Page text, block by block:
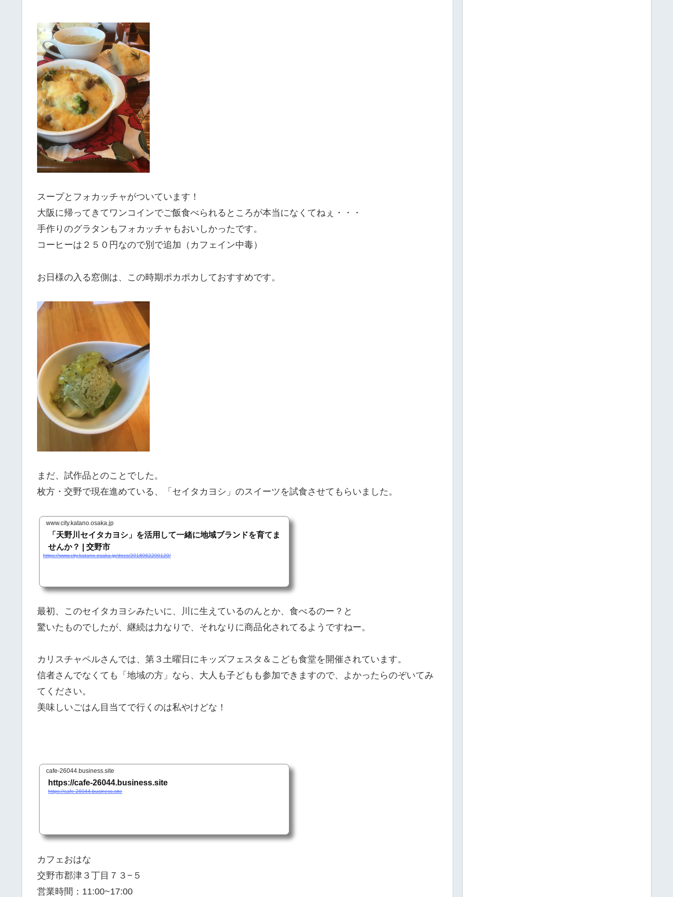
スープとフォカッチャがついています！
大阪に帰ってきてワンコインでご飯食べられるところが本当になくてねぇ・・・
手作りのグラタンもフォカッチャもおいしかったです。
コーヒーは２５０円なので別で追加（カフェイン中毒）
お日様の入る窓側は、この時期ポカポカしておすすめです。
まだ、試作品とのことでした。
枚方・交野で現在進めている、「セイタカヨシ」のスイーツを試食させてもらいました。
www.city.katano.osaka.jp
「天野川セイタカヨシ」を活用して一緒に地域ブランドを育てま
せんか？ | 交野市
https://www.city.katano.osaka.jp/docs/2018062200120/
最初、このセイタカヨシみたいに、川に生えているのんとか、食べるのー？と
驚いたものでしたが、継続は力なりで、それなりに商品化されてるようですねー。
カリスチャペルさんでは、第３土曜日にキッズフェスタ＆こども食堂を開催されています。
信者さんでなくても「地域の方」なら、大人も子どもも参加できますので、よかったらのぞいてみ
てください。
美味しいごはん目当てで行くのは私やけどな！
cafe-26044.business.site
https://cafe-26044.business.site
https://cafe-26044.business.site
カフェおはな
交野市郡津３丁目７３−５
営業時間：11:00~17:00